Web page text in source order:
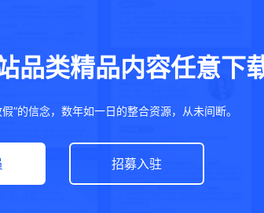
品类精品内容任意下
”的信念，数年如一日的整合资源，从未间断。
招募入驻